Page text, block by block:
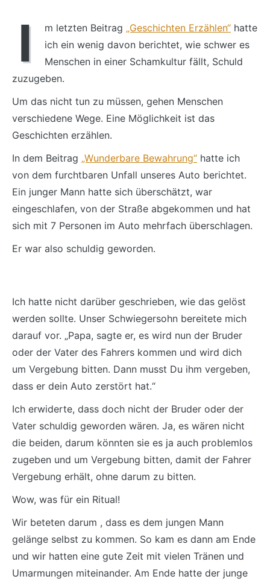
I m letzten Beitrag „Geschichten Erzählen“ hatte
ich ein wenig davon berichtet, wie schwer es
Menschen in einer Schamkultur fällt, Schuld
zuzugeben.
Um das nicht tun zu müssen, gehen Menschen
verschiedene Wege. Eine Möglichkeit ist das
Geschichten erzählen.
In dem Beitrag „Wunderbare Bewahrung“ hatte ich
von dem furchtbaren Unfall unseres Auto berichtet.
Ein junger Mann hatte sich überschätzt, war
eingeschlafen, von der Straße abgekommen und hat
sich mit 7 Personen im Auto mehrfach überschlagen.
Er war also schuldig geworden.
Ich hatte nicht darüber geschrieben, wie das gelöst
werden sollte. Unser Schwiegersohn bereitete mich
darauf vor. „Papa, sagte er, es wird nun der Bruder
oder der Vater des Fahrers kommen und wird dich
um Vergebung bitten. Dann musst Du ihm vergeben,
dass er dein Auto zerstört hat.“
Ich erwiderte, dass doch nicht der Bruder oder der
Vater schuldig geworden wären. Ja, es wären nicht
die beiden, darum könnten sie es ja auch problemlos
zugeben und um Vergebung bitten, damit der Fahrer
Vergebung erhält, ohne darum zu bitten.
Wow, was für ein Ritual!
Wir beteten darum , dass es dem jungen Mann
gelänge selbst zu kommen. So kam es dann am Ende
und wir hatten eine gute Zeit mit vielen Tränen und
Umarmungen miteinander. Am Ende hatte der junge